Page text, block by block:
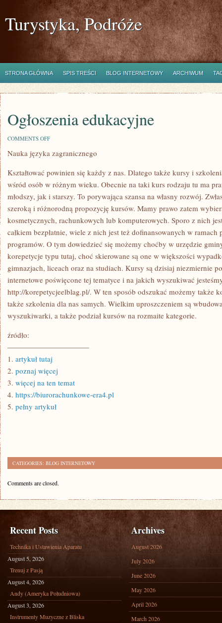
Turystyka, Podróże
STRONA GŁÓWNA SPIS TREŚCI BLOG INTERNETOWY ARCHIWUM
Ogłoszenia edukacyjne
COMMENTS OFFON
EDUKACYJNE
Nauka języka zagranicznego
Kształtować powinien się każdy z nas. Dlatego także kursy i
wśród osób w różnym wieku. Obecnie na taki kurs rodzaju tu ma
młodszy, jak i starszy. To porywająca szansa na własny rozwój.
szeroką i różnorodną propozycję kursów. Mamy prawo zatem
kosmetycznych, rachunkowych lub komputerowych. Sporo z nich
całkiem bezpłatnie, wiele z nich jest też dofinansowanych w
programów. O tym dowiedzieć się możemy choćby w urzędzie
korepetycje typu tutaj, choć skierowane są one w większości
gimnazjach, liceach oraz na studiach. Kursy są dzisiaj niezmiernie
internetowe poświęcone tej tematyce i na jakich wyszukiwać
http://korepetycjeelblag.pl/. W ten sposób odszukać możemy także
także szkolenia dla nas samych. Wielkim uproszczeniem są
wyszukiwarki, a także podział kursów na rozmaite kategorie.
źródło:
———————————
1. artykuł tutaj
2. poznaj więcej
3. więcej na ten temat
4. https://biurorachunkowe-era4.pl
5. pełny artykuł
CATEGORIES: BLOG INTERNETOWY
Comments are closed.
Recent Posts
Technika i Ustawienia Aparatu
August 5, 2026
Trenuj z Pasją
August 4, 2026
Andy (Ameryka Południowa)
August 3, 2026
Instrumenty Muzyczne z Bliska
Archives
August 2026
July 2026
June 2026
May 2026
April 2026
March 2026